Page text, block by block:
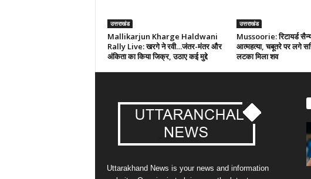
उत्तराखंड
Mallikarjun Kharge Haldwani
Rally Live: खरगे ने रवी…जंतर-मंतर और
अंकिता का किया जिक्र, उठाए कई मुद्दे
उत्तराखंड
Mussoorie: रिटायर्ड
आत्महत्या, चबूतरे पर लगे
लटका मिला शव
Uttarakhand News is your news and information